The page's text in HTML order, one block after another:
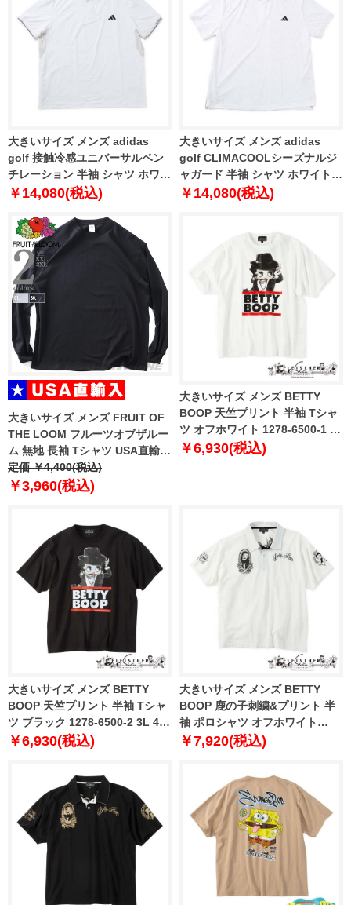
大きいサイズ メンズ adidas
golf 接触冷感ユニバーサルベン
チレーション 半袖 シャツ ホワイ
ト 1278-6210-1 4XL 5XL
￥14,080(税込)
大きいサイズ メンズ adidas
golf CLIMACOOLシーズナルジ
ャガード 半袖 シャツ ホワイト
1278-6212-1 4XL 5XL
￥14,080(税込)
大きいサイズ メンズ FRUIT OF
THE LOOM フルーツオブザルー
ム 無地 長袖 Tシャツ USA直輸入
81575100
定価 ￥4,400(税込)
￥3,960(税込)
大きいサイズ メンズ BETTY
BOOP 天竺プリント 半袖 Tシャ
ツ オフホワイト 1278-6500-1 3L
4L 5L 6L 8L
￥6,930(税込)
大きいサイズ メンズ BETTY
BOOP 天竺プリント 半袖 Tシャ
ツ ブラック 1278-6500-2 3L 4L
5L 6L 8L
￥6,930(税込)
大きいサイズ メンズ BETTY
BOOP 鹿の子刺繍&プリント 半
袖 ポロシャツ オフホワイト
1278-6501-1 3L 4L 5L 6L 8L
￥7,920(税込)